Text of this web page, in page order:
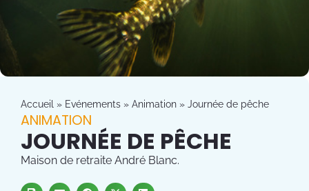
Accueil » Evénements » Animation » Journée de pêche
ANIMATION
JOURNÉE DE PÊCHE
Maison de retraite André Blanc.